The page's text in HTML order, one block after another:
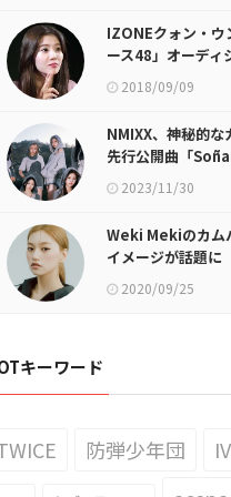
IZONEクォン・ウ
ース48」オーデ
像が話題に
2018/09/09
NMIXX、神秘的な
先行公開曲「
コンセプトフォト
2023/11/30
Weki Mekiのカム
イメージが話題に
2020/09/25
キーワード
防弾少年団